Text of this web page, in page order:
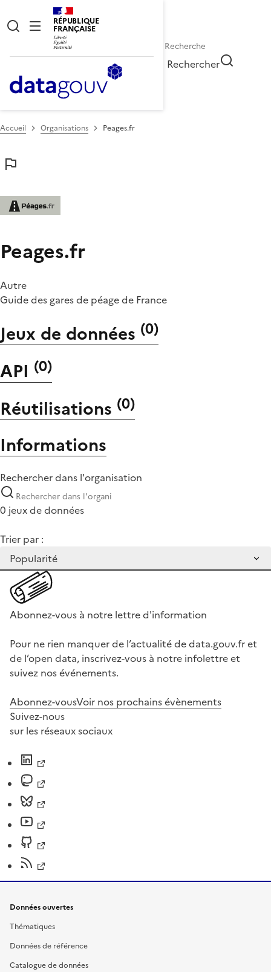
RÉPUBLIQUE
FRANÇAISE
Rechercher
Accueil Organisations Peages.fr
Peages.fr
Autre
Guide des gares de péage de France
Jeux de données (0)
API (0)
Réutilisations (0)
Informations
Rechercher dans l'organisation
0 jeux de données
Trier par :
Abonnez-vous à notre lettre d'information
Pour ne rien manquer de l’actualité de data.gouv.fr et
de l’open data, inscrivez-vous à notre infolettre et
suivez nos événements.
Abonnez-vousVoir nos prochains évènements
Suivez-nous
sur les réseaux sociaux
Données ouvertes
Thématiques
Données de référence
Catalogue de données